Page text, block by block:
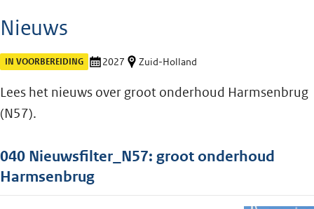
Nieuws
IN VOORBEREIDING 2027 Zuid-Holland
Lees het nieuws over groot onderhoud Harmsenbrug
(N57).
040 Nieuwsfilter_N57: groot onderhoud
Harmsenbrug